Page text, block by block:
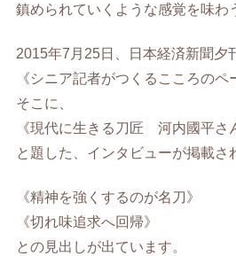
鎮められていくような感覚を味わ
2015年7月25日、日本経済新聞夕
《シニア記者がつくるこころのペ
そこに、
《現代に生きる刀匠 河内國平さ
と題した、インタビューが掲載さ
《精神を強くするのが名刀》
《切れ味追求へ回帰》
との見出しが出ています。